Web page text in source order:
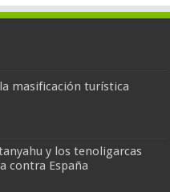
masificación turística
y los tenoligarcas
contra España